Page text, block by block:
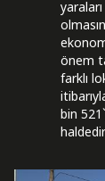
önem
farklı
bin